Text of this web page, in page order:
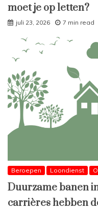
moet je op letten?
juli 23, 2026 7 min read
Beroepen Loondienst
Duurzame banen
carrières hebben